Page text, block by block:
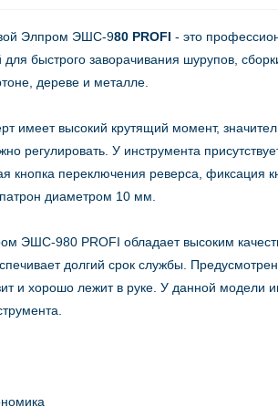
Элпром ЭШС-980 PROFI - это
быстрого заворачивания шурупов,
дереве и металле.
имеет высокий крутящий момент,
регулировать. У инструмента
кнопка переключения реверса, фиксация
диаметром 10 мм.
ЭШС-980 PROFI обладает высоким
долгий срок службы.
и хорошо лежит в руке. У данной модели